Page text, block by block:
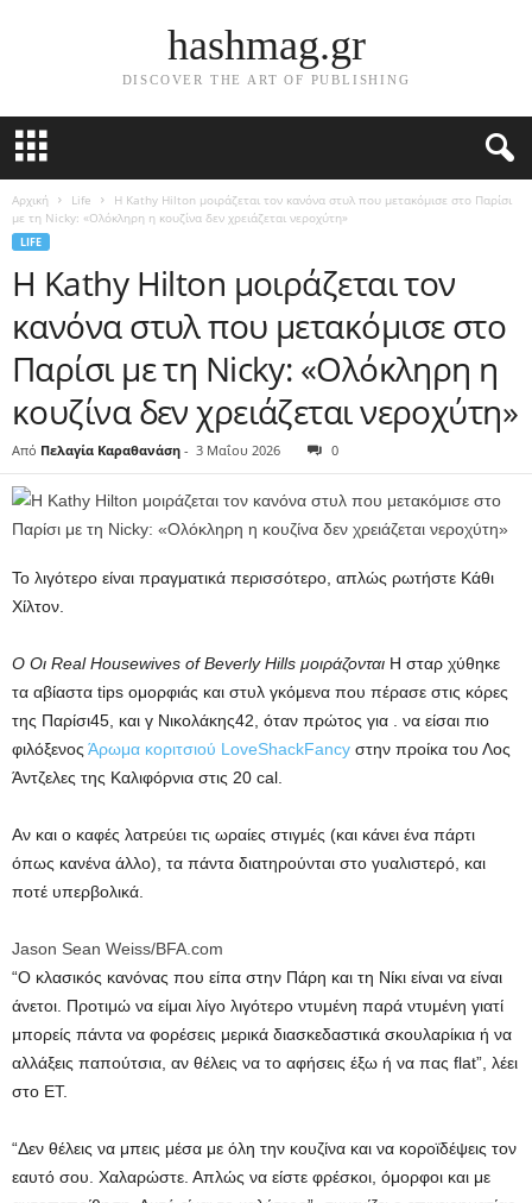
hashmag.gr
DISCOVER THE ART OF PUBLISHING
Αρχική Life
Η Kathy Hilton μοιράζεται τον κανόνα στυλ που μετακόμισε στο Παρίσι
με τη Nicky: «Ολόκληρη η κουζίνα δεν χρειάζεται νεροχύτη»
LIFE
Η Kathy Hilton μοιράζεται τον
κανόνα στυλ που μετακόμισε στο
Παρίσι με τη Nicky: «Ολόκληρη η
κουζίνα δεν χρειάζεται νεροχύτη»
Από Πελαγία Καραθανάση - 3 Μαΐου 2026 0
Το λιγότερο είναι πραγματικά περισσότερο, απλώς ρωτήστε Κάθι
Χίλτον
Ο Οι Real Housewives of Beverly Hills μοιράζονται Η σταρ χύθηκε
τα αβίαστα tips ομορφιάς και στυλ γκόμενα που πέρασε στις κόρες
της Παρίσι45, και γ Νικολάκης42, όταν πρώτος για . να είσαι πιο
φιλόξενος Άρωμα κοριτσιού LoveShackFancy στην προίκα του Λος
Άντζελες της Καλιφόρνια στις 20 cal.
Αν και ο καφές λατρεύει τις ωραίες στιγμές (και κάνει ένα πάρτι
όπως κανένα άλλο), τα πάντα διατηρούνται στο γυαλιστερό, και
ποτέ υπερβολικά.
Jason Sean Weiss/BFA.com
“Ο κλασικός κανόνας που είπα στην Πάρη και τη Νίκι είναι να είναι
άνετοι. Προτιμώ να είμαι λίγο λιγότερο ντυμένη παρά ντυμένη γιατί
μπορείς πάντα να φορέσεις μερικά διασκεδαστικά σκουλαρίκια ή να
αλλάξεις παπούτσια, αν θέλεις να το αφήσεις έξω ή να πας flat”, λέει
στο ET.
“Δεν θέλεις να μπεις μέσα με όλη την κουζίνα και να κοροϊδέψεις τον
εαυτό σου. Χαλαρώστε. Απλώς να είστε φρέσκοι, όμορφοι και με